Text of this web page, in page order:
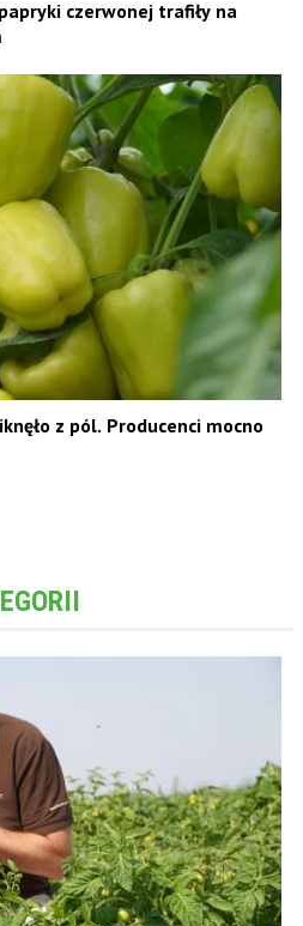
czerwonej trafiły na
z pól. Producenci mocno